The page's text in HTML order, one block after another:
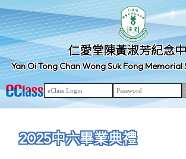
仁愛堂陳黃淑芳紀念
Yan Oi Tong Chan Wong Suk Fong
2025中六畢業典禮